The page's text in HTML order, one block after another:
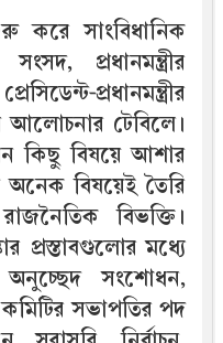
করে সাংবিধানিক
প্রধানমন্ত্রীর
প্রধানমন্ত্রীর
আলোচনার টেবিলে।
কিছু বিষয়ে আশার
বিষয়েই তৈরি
বিভক্তি।
প্রস্তাবগুলোর মধ্যে
অনুচ্ছেদ সংশোধন,
সভাপতির পদ